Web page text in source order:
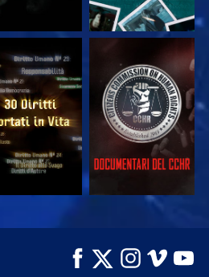
GUARDA GUARDA
ESPLORA LE
SERIE